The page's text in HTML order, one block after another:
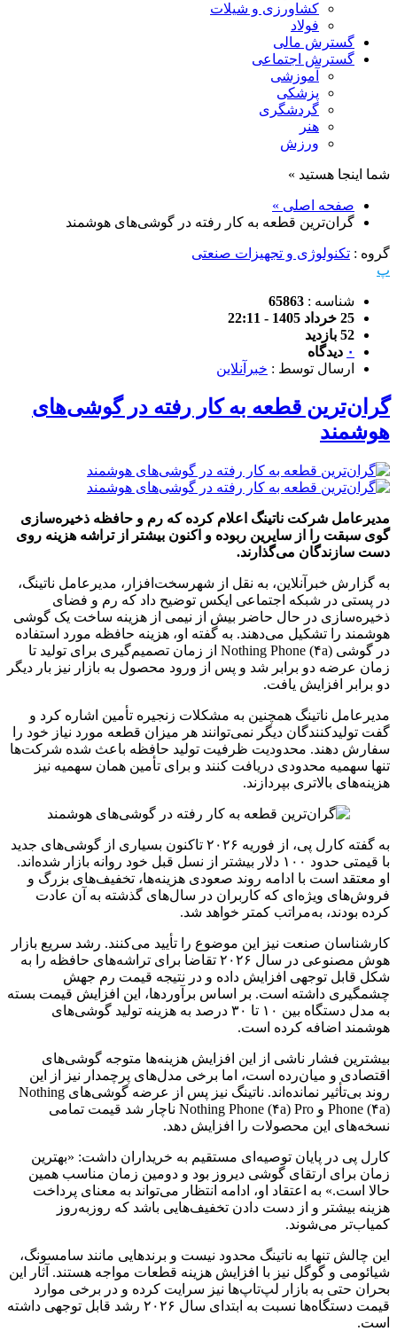
کشاورزی و شیلات
فولاد
گسترش مالی
گسترش اجتماعی
آموزشی
پزشکی
گردشگری
هنر
ورزش
شما اینجا هستید »
صفحه اصلی »
گران‌ترین قطعه به کار رفته در گوشی‌های هوشمند
گروه : تکنولوژی و تجهیزات صنعتی
پ
شناسه : 65863
25 خرداد 1405 - 22:11
52 بازدید
۰ دیدگاه
ارسال توسط : خبرآنلاین
گران‌ترین قطعه به کار رفته در گوشی‌های
هوشمند
مدیرعامل شرکت ناتینگ اعلام کرده که رم و حافظه ذخیره‌سازی
گوی سبقت را از سایرین ربوده و اکنون بیشتر از تراشه هزینه روی
دست سازندگان می‌گذارند.
به گزارش خبرآنلاین، به نقل از شهرسخت‌افزار، مدیرعامل ناتینگ،
در پستی در شبکه اجتماعی ایکس توضیح داد که رم و فضای
ذخیره‌سازی در حال حاضر بیش از نیمی از هزینه ساخت یک گوشی
هوشمند را تشکیل می‌دهند. به گفته او، هزینه حافظه مورد استفاده
در گوشی Nothing Phone (۴a) از زمان تصمیم‌گیری برای تولید تا
زمان عرضه دو برابر شد و پس از ورود محصول به بازار نیز بار دیگر
دو برابر افزایش یافت.
مدیرعامل ناتینگ همچنین به مشکلات زنجیره تأمین اشاره کرد و
گفت تولیدکنندگان دیگر نمی‌توانند هر میزان قطعه مورد نیاز خود را
سفارش دهند. محدودیت ظرفیت تولید حافظه باعث شده شرکت‌ها
تنها سهمیه محدودی دریافت کنند و برای تأمین همان سهمیه نیز
هزینه‌های بالاتری بپردازند.
به گفته کارل پی، از فوریه ۲۰۲۶ تاکنون بسیاری از گوشی‌های جدید
با قیمتی حدود ۱۰۰ دلار بیشتر از نسل قبل خود روانه بازار شده‌اند.
او معتقد است با ادامه روند صعودی هزینه‌ها، تخفیف‌های بزرگ و
فروش‌های ویژه‌ای که کاربران در سال‌های گذشته به آن عادت
کرده بودند، به‌مراتب کمتر خواهد شد.
کارشناسان صنعت نیز این موضوع را تأیید می‌کنند. رشد سریع بازار
هوش مصنوعی در سال ۲۰۲۶ تقاضا برای تراشه‌های حافظه را به
شکل قابل توجهی افزایش داده و در نتیجه قیمت رم جهش
چشمگیری داشته است. بر اساس برآوردها، این افزایش قیمت بسته
به مدل دستگاه بین ۱۰ تا ۳۰ درصد به هزینه تولید گوشی‌های
هوشمند اضافه کرده است.
بیشترین فشار ناشی از این افزایش هزینه‌ها متوجه گوشی‌های
اقتصادی و میان‌رده است، اما برخی مدل‌های پرچمدار نیز از این
روند بی‌تأثیر نمانده‌اند. ناتینگ نیز پس از عرضه گوشی‌های Nothing
Phone (۴a) و Nothing Phone (۴a) Pro ناچار شد قیمت تمامی
نسخه‌های این محصولات را افزایش دهد.
کارل پی در پایان توصیه‌ای مستقیم به خریداران داشت: «بهترین
زمان برای ارتقای گوشی دیروز بود و دومین زمان مناسب همین
حالا است.» به اعتقاد او، ادامه انتظار می‌تواند به معنای پرداخت
هزینه بیشتر و از دست دادن تخفیف‌هایی باشد که روزبه‌روز
کمیاب‌تر می‌شوند.
این چالش تنها به ناتینگ محدود نیست و برندهایی مانند سامسونگ،
شیائومی و گوگل نیز با افزایش هزینه قطعات مواجه هستند. آثار این
بحران حتی به بازار لپ‌تاپ‌ها نیز سرایت کرده و در برخی موارد
قیمت دستگاه‌ها نسبت به ابتدای سال ۲۰۲۶ رشد قابل توجهی داشته
است.